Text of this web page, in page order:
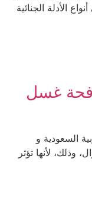
الجنائية
غسل
و
لأنها تؤثر